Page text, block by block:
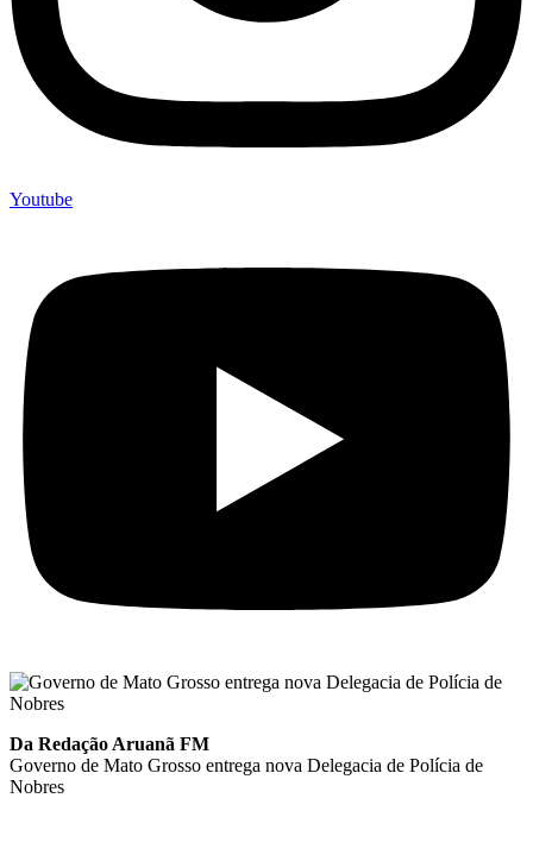
Youtube
Da Redação Aruanã FM
Governo de Mato Grosso entrega nova Delegacia de Polícia de
Nobres